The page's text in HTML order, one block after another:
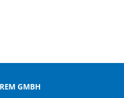
GMBH